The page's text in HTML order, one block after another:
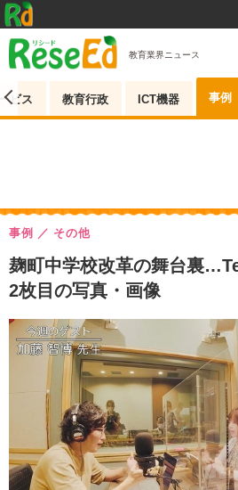
教育業界ニュース
ビス 教育行政 ICT機器 事例
麹町中学校改革の舞台裏
2枚目の写真・画像
事例 その他